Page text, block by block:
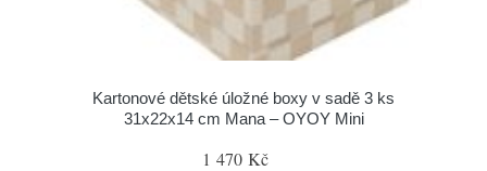
Kartonové dětské úložné boxy v sadě 3 ks
31x22x14 cm Mana – OYOY Mini
1 470 Kč